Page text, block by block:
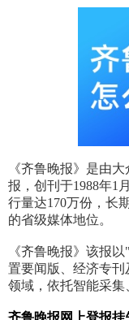
《齐鲁晚报》是由
报，创刊于1988年1
行量达170万份，长
的省级媒体地位。
《齐鲁晚报》该报
置要闻版、经济专
领域，依托智能采集